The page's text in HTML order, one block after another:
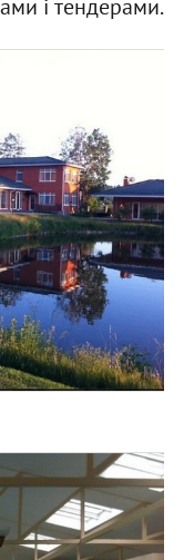
і тендерами.